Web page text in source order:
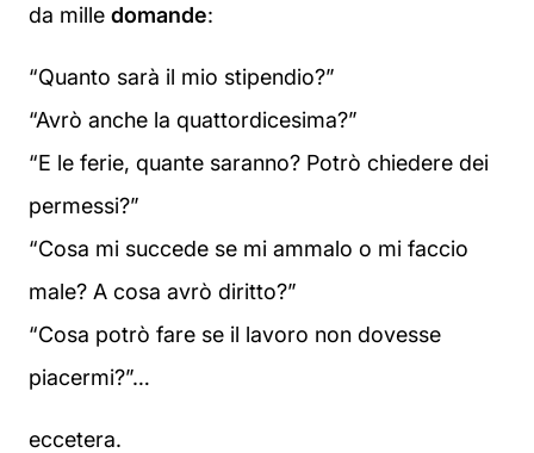
da mille domande:
“Quanto sarà il mio stipendio?”
“Avrò anche la quattordicesima?”
“E le ferie, quante saranno? Potrò chiedere dei
permessi?”
“Cosa mi succede se mi ammalo o mi faccio
male? A cosa avrò diritto?”
“Cosa potrò fare se il lavoro non dovesse
piacermi?”…
eccetera.